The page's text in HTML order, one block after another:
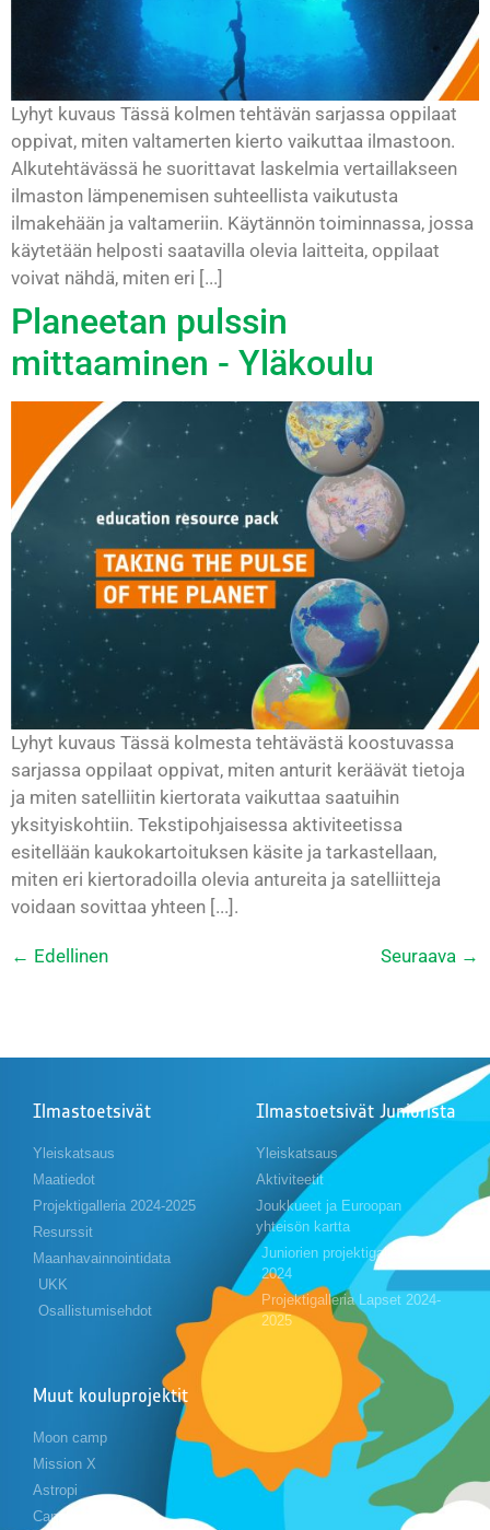
Lyhyt kuvaus Tässä kolmen tehtävän sarjassa oppilaat
oppivat, miten valtamerten kierto vaikuttaa ilmastoon.
Alkutehtävässä he suorittavat laskelmia vertaillakseen
ilmaston lämpenemisen suhteellista vaikutusta
ilmakehään ja valtameriin. Käytännön toiminnassa, jossa
käytetään helposti saatavilla olevia laitteita, oppilaat
voivat nähdä, miten eri [...]
Planeetan pulssin
mittaaminen - Yläkoulu
Lyhyt kuvaus Tässä kolmesta tehtävästä koostuvassa
sarjassa oppilaat oppivat, miten anturit keräävät tietoja
ja miten satelliitin kiertorata vaikuttaa saatuihin
yksityiskohtiin. Tekstipohjaisessa aktiviteetissa
esitellään kaukokartoituksen käsite ja tarkastellaan,
miten eri kiertoradoilla olevia antureita ja satelliitteja
voidaan sovittaa yhteen [...].
← Edellinen Seuraava →
Ilmastoetsivät
Yleiskatsaus
Maatiedot
Projektigalleria 2024-2025
Resurssit
Maanhavainnointidata
UKK
Osallistumisehdot
Ilmastoetsivät Juniorista
Yleiskatsaus
Aktiviteetit
Joukkueet ja Euroopan
yhteisön kartta
Juniorien projektigalleria 2023-
2024
Projektigalleria Lapset 2024-
2025
Muut kouluprojektit
Moon camp
Mission X
Astropi
Cansat